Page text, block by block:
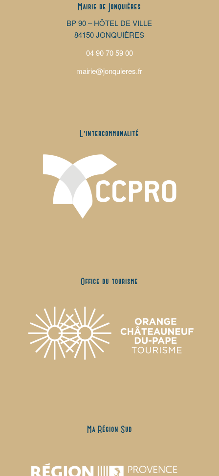
Mairie de Jonquières
BP 90 – HÔTEL DE VILLE
84150 JONQUIÈRES
04 90 70 59 00
mairie@jonquieres.fr
L’intercommunalité
Office du tourisme
Ma Région Sud